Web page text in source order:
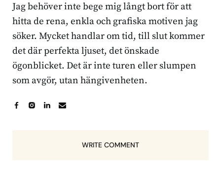
Jag behöver inte bege mig långt bort för att
hitta de rena, enkla och grafiska motiven jag
söker. Mycket handlar om tid, till slut kommer
det där perfekta ljuset, det önskade
ögonblicket. Det är inte turen eller slumpen
som avgör, utan hängivenheten.
WRITE COMMENT